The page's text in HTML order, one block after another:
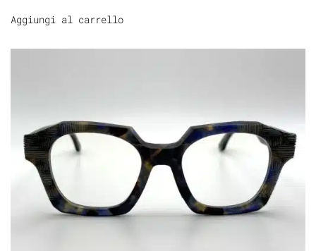
Aggiungi al carrello